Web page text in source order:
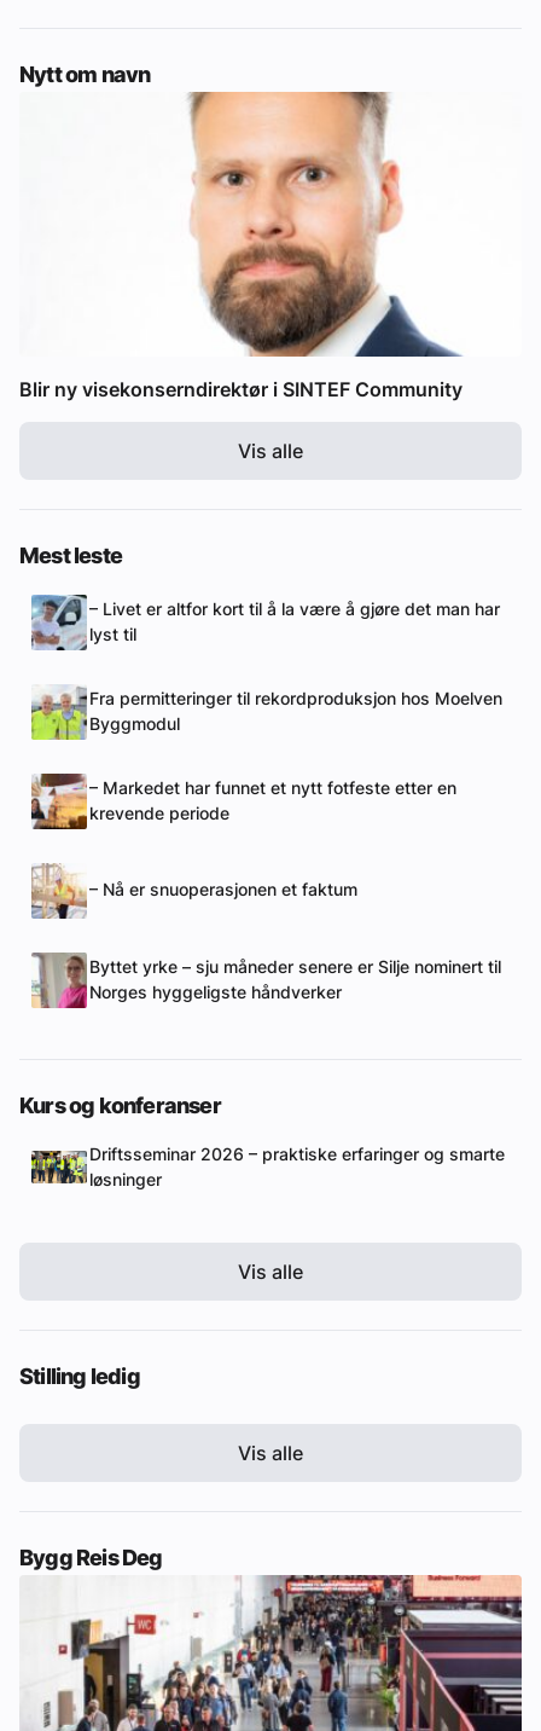
Nytt om navn
Blir ny visekonserndirektør i SINTEF Community
Vis alle
Mest leste
– Livet er altfor kort til å la være å gjøre det man har
lyst til
Fra permitteringer til rekordproduksjon hos Moelven
Byggmodul
– Markedet har funnet et nytt fotfeste etter en
krevende periode
– Nå er snuoperasjonen et faktum
Byttet yrke – sju måneder senere er Silje nominert til
Norges hyggeligste håndverker
Kurs og konferanser
Driftsseminar 2026 – praktiske erfaringer og smarte
løsninger
Vis alle
Stilling ledig
Vis alle
Bygg Reis Deg